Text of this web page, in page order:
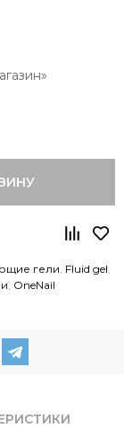
гели, Fluid gel,
, OneNail